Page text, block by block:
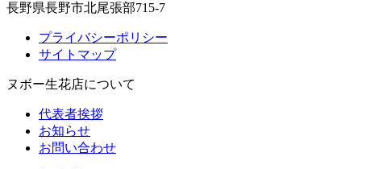
長野県長野市北尾張部715-7
プライバシーポリシー
サイトマップ
ヌボー生花店について
代表者挨拶
お知らせ
お問い合わせ